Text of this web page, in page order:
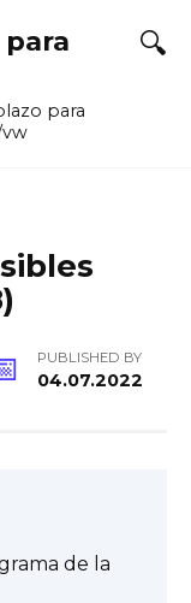
para
PUBLISHED BY
04.07.2022
de la